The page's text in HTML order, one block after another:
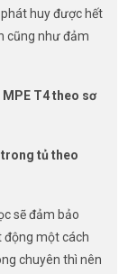
huy được hết
cũng như đảm
T4 theo sơ
trong tủ theo
sẽ đảm bảo
động một cách
chuyên thì nên